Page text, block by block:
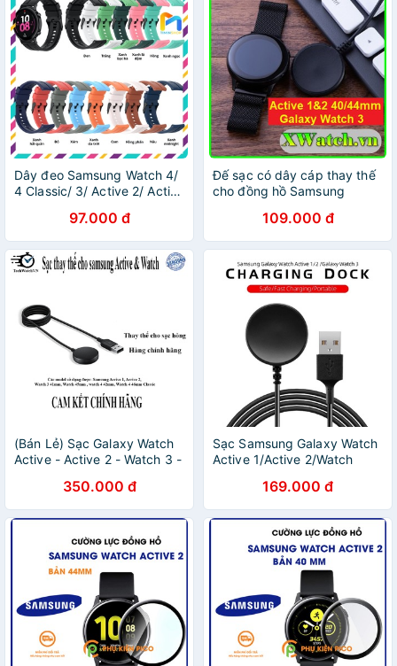
Dây đeo Samsung Watch 4/
4 Classic/ 3/ Active 2/ Active
97.000 đ
Đế sạc có dây cáp thay thế
cho đồng hồ Samsung
Active R500 / Active 2 /
Galaxy Watch 3 41mm /
45mm
109.000 đ
(Bán Lẻ) Sạc Galaxy Watch
Active - Active 2 - Watch 3 -
Samsung350.000 đ
Sạc Samsung Galaxy Watch
Active 1/Active 2/Watch
169.000 đ